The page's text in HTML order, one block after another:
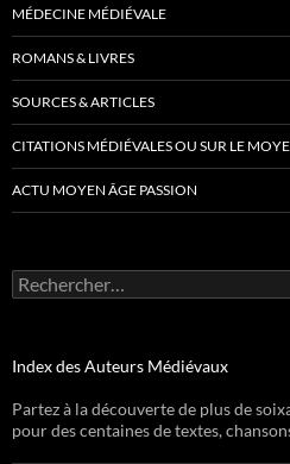
MÉDECINE MÉDIÉVALE
ROMANS & LIVRES
SOURCES & ARTICLES
CITATIONS MÉDIÉVALES OU SUR LE
ACTU MOYEN ÂGE PASSION
Rechercher :
Index des Auteurs Médiévaux
Partez à la découverte de plus de
pour des centaines de textes,